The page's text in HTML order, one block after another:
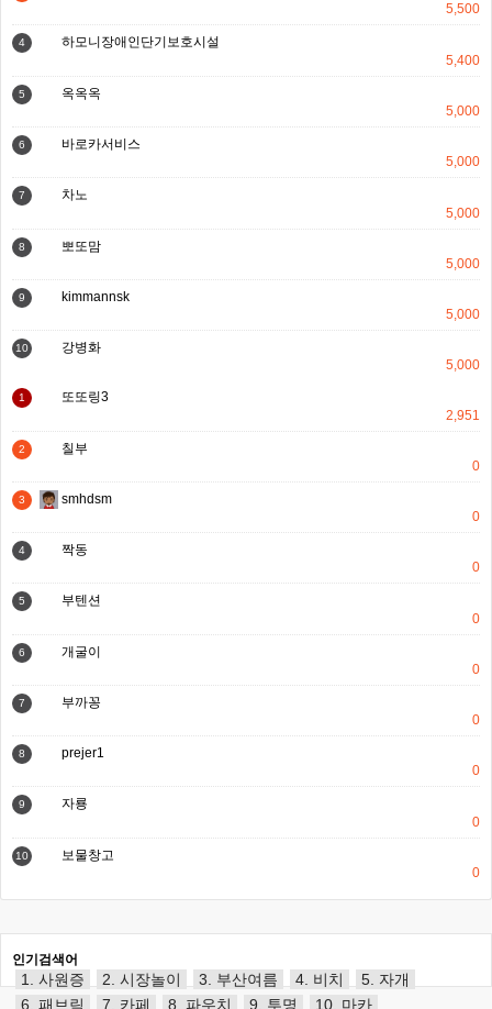
5,500
4
하모니장애인단기보호시설
5,400
5
옥옥옥
5,000
6
바로카서비스
5,000
7
차노
5,000
8
뽀또맘
5,000
9
kimmannsk
5,000
10
강병화
5,000
1
또또링3
2,951
2
칠부
0
3
smhdsm
0
4
짝동
0
5
부텐션
0
6
개굴이
0
7
부까꽁
0
8
prejer1
0
9
자룡
0
10
보물창고
0
인기검색어
1. 사원증 2. 시장놀이 3. 부산여름 4. 비치
5. 자개
6. 패브릭
7. 카페 8. 파우치 9. 투명 10. 마카